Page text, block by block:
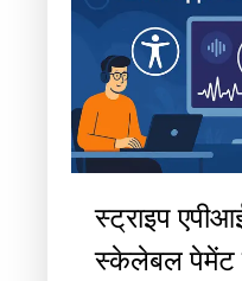
स्ट्राइप
स्केलेबल पेमेंट